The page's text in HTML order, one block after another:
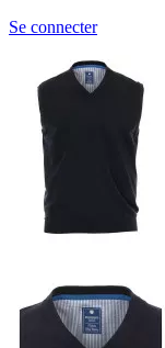
Se connecter